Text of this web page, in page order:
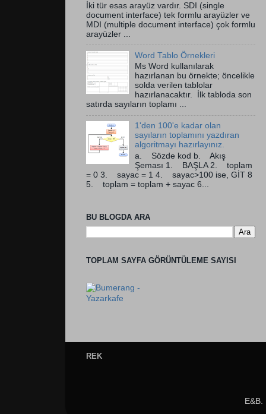
İki tür esas arayüz vardır. SDI (single
document interface) tek formlu arayüzler ve
MDI (multiple document interface) çok formlu
arayüzler ...
Word Tablo Örnekleri
Ms Word kullanılarak
hazırlanan bu örnekte; öncelikle
solda verilen tablolar
hazırlanacaktır. İlk tabloda son
satırda sayıların toplamı ...
1'den 100'e kadar olan
sayıların toplamını yazdıran
algoritmayı hazırlayınız.
a. Sözde kod b. Akış
Şeması 1. BAŞLA 2. toplam
= 0 3. sayac = 1 4. sayac>100 ise, GİT 8
5. toplam = toplam + sayac 6...
BU BLOGDA ARA
TOPLAM SAYFA GÖRÜNTÜLEME SAYISI
REK
E&B.